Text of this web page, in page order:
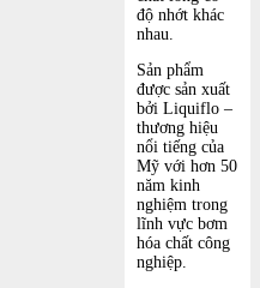
độ nhớt khác
nhau.
Sản phẩm
được sản xuất
bởi Liquiflo –
thương hiệu
nổi tiếng của
Mỹ với hơn 50
năm kinh
nghiệm trong
lĩnh vực bơm
hóa chất công
nghiệp.